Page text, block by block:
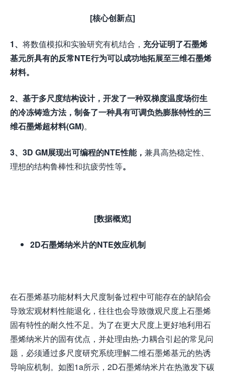
[核心创新点]
1、 将数值模拟和实验研究有机结合， 充分证明了石墨烯
基元所具有的反常NTE行为可以成功地拓展至三维石墨烯
材料。
2、 基于多尺度结构设计，开发了一种双梯度温度场衍生
的冷冻铸造方法， 制备了一种具有可调负热膨胀特性的三
维石墨烯超材料(GM)。
3、 3D GM展现出可编程的NTE性能， 兼具高热稳定性、
理想的结构鲁棒性和抗疲劳性等。
[数据概览]
2D石墨烯纳米片的NTE效应机制
在石墨烯基功能材料大尺度制备过程中可能存在的缺陷会
导致宏观材料性能退化，往往也会导致微观尺度上石墨烯
固有特性的耐久性不足。为了在更大尺度上更好地利用石
墨烯纳米片的固有优点，并处理由热-力耦合引起的常见问
题，必须通过多尺度研究系统理解二维石墨烯基元的热诱
导响应机制。如图1a所示，2D石墨烯纳米片在热激发下碳